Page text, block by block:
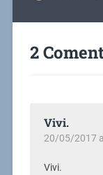
2
Vivi.
20/05/2017
Vivi.